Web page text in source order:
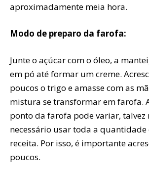
aproximadamente meia hora.
Modo de preparo da farofa:
Junte o açúcar com o óleo, a
em pó até formar um creme.
poucos o trigo e amasse com as
mistura se transformar em farofa.
ponto da farofa pode variar, talvez
necessário usar toda a
receita. Por isso, é importante
poucos.